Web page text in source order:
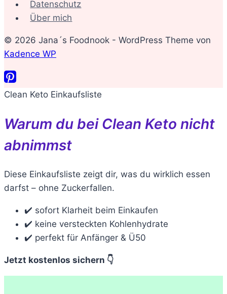
Datenschutz
Über mich
© 2026 Jana´s Foodnook - WordPress Theme von
Kadence WP
Clean Keto Einkaufsliste
Warum du bei Clean Keto nicht
abnimmst
Diese Einkaufsliste zeigt dir, was du wirklich essen
darfst – ohne Zuckerfallen.
✔️ sofort Klarheit beim Einkaufen
✔️ keine versteckten Kohlenhydrate
✔️ perfekt für Anfänger & Ü50
Jetzt kostenlos sichern 👇